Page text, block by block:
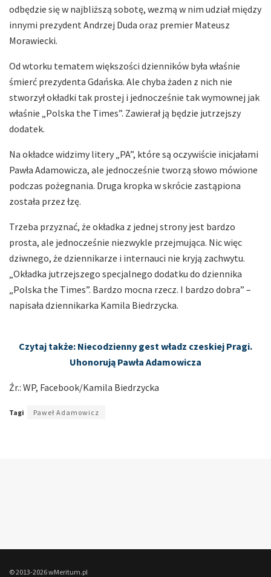
odbędzie się w najbliższą sobotę, wezmą w nim udział między
innymi prezydent Andrzej Duda oraz premier Mateusz
Morawiecki.
Od wtorku tematem większości dzienników była właśnie
śmierć prezydenta Gdańska. Ale chyba żaden z nich nie
stworzył okładki tak prostej i jednocześnie tak wymownej jak
właśnie „Polska the Times”. Zawierał ją będzie jutrzejszy
dodatek.
Na okładce widzimy litery „PA”, które są oczywiście inicjałami
Pawła Adamowicza, ale jednocześnie tworzą słowo mówione
podczas pożegnania. Druga kropka w skrócie zastąpiona
została przez łzę.
Trzeba przyznać, że okładka z jednej strony jest bardzo
prosta, ale jednocześnie niezwykle przejmująca. Nic więc
dziwnego, że dziennikarze i internauci nie kryją zachwytu.
„Okładka jutrzejszego specjalnego dodatku do dziennika
„Polska the Times”. Bardzo mocna rzecz. I bardzo dobra” –
napisała dziennikarka Kamila Biedrzycka.
Czytaj także: Niecodzienny gest władz czeskiej Pragi.
Uhonorują Pawła Adamowicza
Źr.: WP, Facebook/Kamila Biedrzycka
Tagi Paweł Adamowicz
© 2013-2026 wMeritum.pl